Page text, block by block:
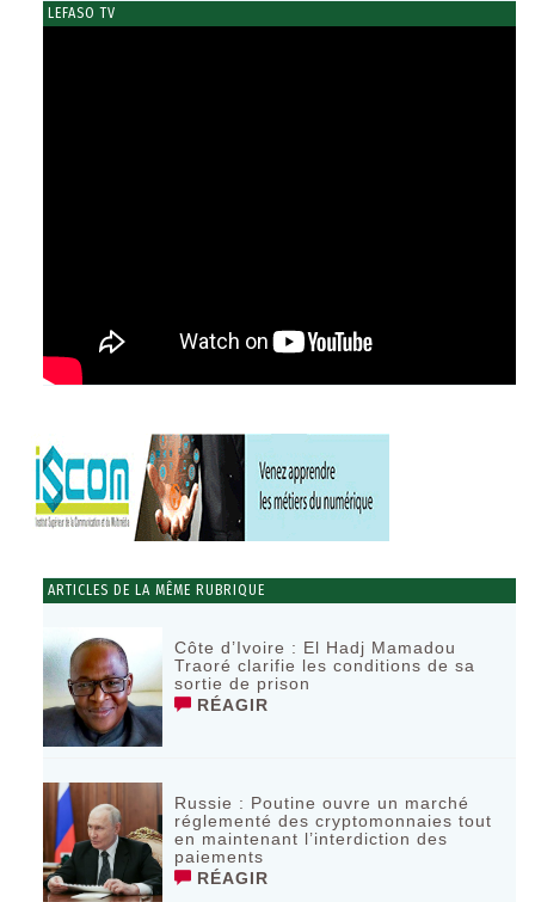
LEFASO TV
ARTICLES DE LA MÊME RUBRIQUE
Côte d’Ivoire : El Hadj Mamadou
Traoré clarifie les conditions de sa
sortie de prison
RÉAGIR
Russie : Poutine ouvre un marché
réglementé des cryptomonnaies tout
en maintenant l’interdiction des
paiements
RÉAGIR